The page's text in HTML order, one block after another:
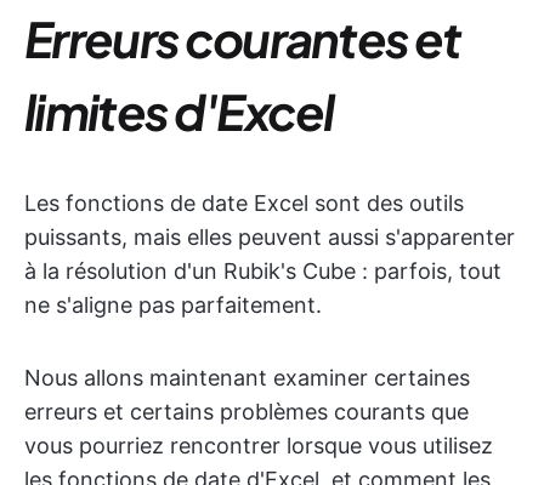
Erreurs courantes et
limites d'Excel
Les fonctions de date Excel sont des outils
puissants, mais elles peuvent aussi s'apparenter
à la résolution d'un Rubik's Cube : parfois, tout
ne s'aligne pas parfaitement.
Nous allons maintenant examiner certaines
erreurs et certains problèmes courants que
vous pourriez rencontrer lorsque vous utilisez
les fonctions de date d'Excel, et comment les